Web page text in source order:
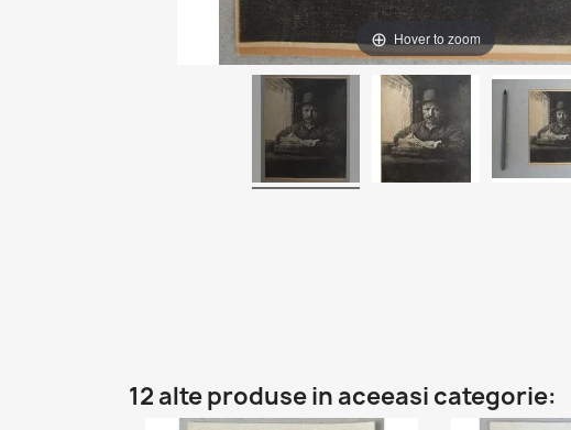
Hover to zoom
12 alte produse in aceeasi categorie: